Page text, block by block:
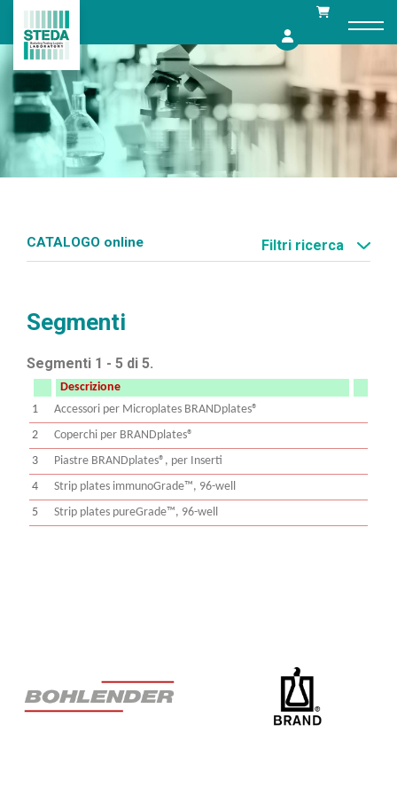
content
CATALOGO online Filtri ricerca
Segmenti
Segmenti 1 - 5 di 5.
Descrizione
1
Accessori per Microplates BRANDplates®
2
Coperchi per BRANDplates®
3
Piastre BRANDplates®, per Inserti
4
Strip plates immunoGrade™, 96-well
5
Strip plates pureGrade™, 96-well